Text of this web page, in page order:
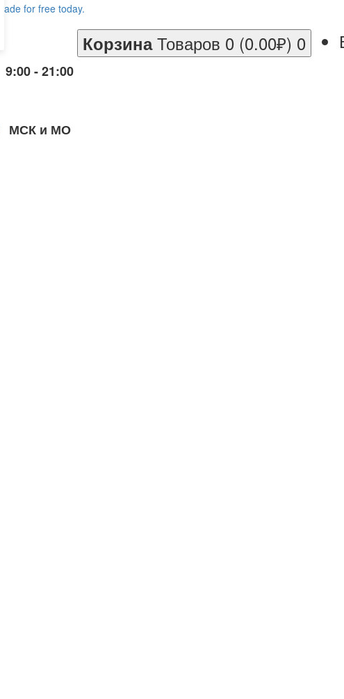
КорзинаТоваров 0 (0.00₽) 0
9:00 - 21:00
МСК и МО